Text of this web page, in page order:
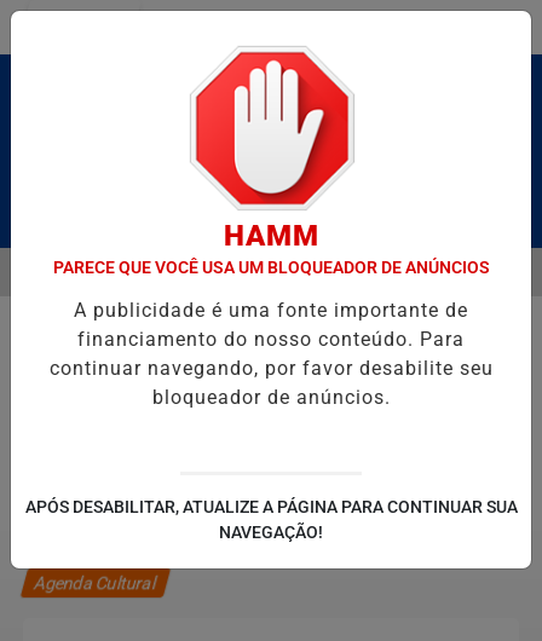
Pesquisar Notícia
E CAIQUE PIMENTA COM O MELHOR DO AXÉ DAS ANTIGAS
EM ALTA
MENU
Agenda Cultural
HAMM
PARECE QUE VOCÊ USA UM BLOQUEADOR DE ANÚNCIOS
A publicidade é uma fonte importante de
financiamento do nosso conteúdo. Para
continuar navegando, por favor desabilite seu
bloqueador de anúncios.
APÓS DESABILITAR, ATUALIZE A PÁGINA PARA CONTINUAR SUA
NAVEGAÇÃO!